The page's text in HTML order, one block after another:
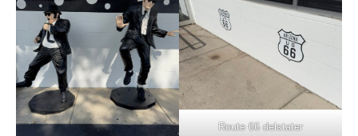
Route 66 delstater